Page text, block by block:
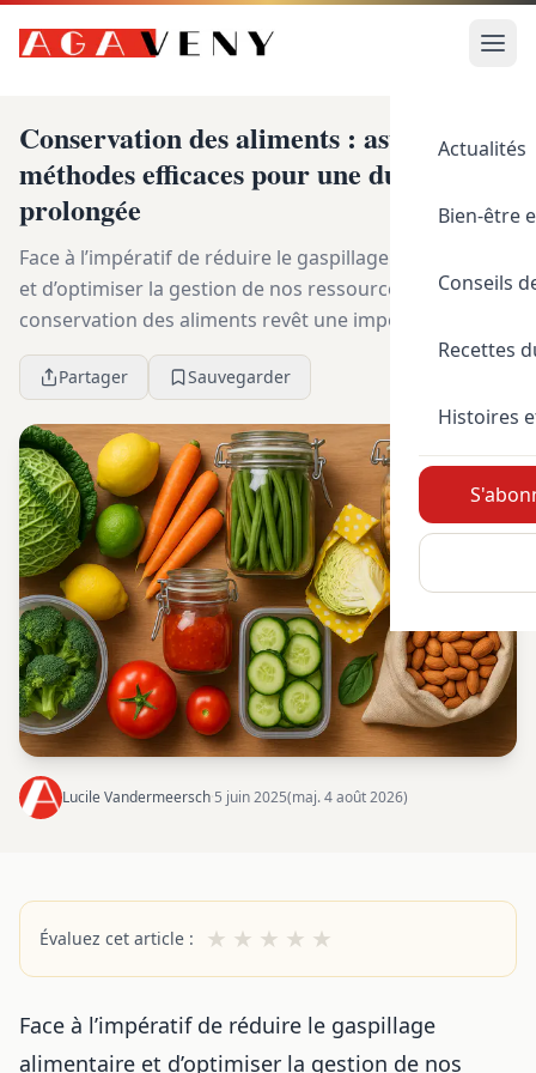
Actualités
Bien-être
Conseils
Recettes
Histoires
Conservation des aliments : astuces et
méthodes efficaces pour une durée
prolongée
Face à l’impératif de réduire le gaspillage alimentaire
et d’optimiser la gestion de nos ressources, la
conservation des aliments revêt une importance
capitale. Dans un contexte où la durabilité et le...
Partager Sauvegarder
Lucile Vandermeersch·5 juin 2025(maj. 4 août 2026)
Évaluez cet article : ★ ★ ★ ★ ★
Face à l’impératif de réduire le gaspillage
alimentaire et d’optimiser la gestion de nos